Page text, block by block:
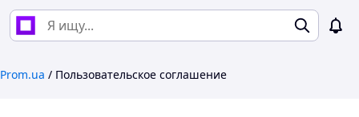
Prom.ua / Пользовательское соглашение